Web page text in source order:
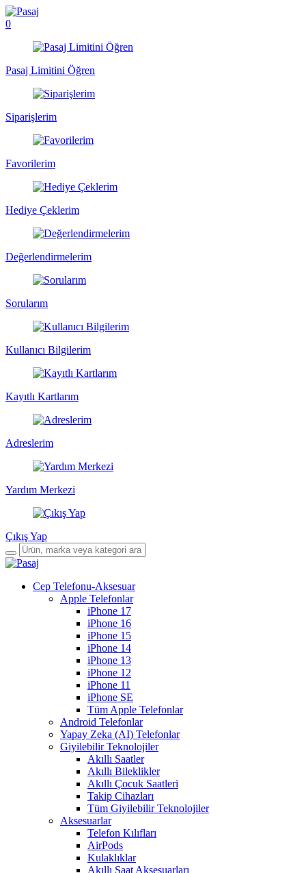
0
Pasaj Limitini Öğren
Siparişlerim
Favorilerim
Hediye Çeklerim
Değerlendirmelerim
Sorularım
Kullanıcı Bilgilerim
Kayıtlı Kartlarım
Adreslerim
Yardım Merkezi
Çıkış Yap
Cep Telefonu-Aksesuar
Apple Telefonlar
iPhone 17
iPhone 16
iPhone 15
iPhone 14
iPhone 13
iPhone 12
iPhone 11
iPhone SE
Tüm Apple Telefonlar
Android Telefonlar
Yapay Zeka (AI) Telefonlar
Giyilebilir Teknolojiler
Akıllı Saatler
Akıllı Bileklikler
Akıllı Çocuk Saatleri
Takip Cihazları
Tüm Giyilebilir Teknolojiler
Aksesuarlar
Telefon Kılıfları
AirPods
Kulaklıklar
Akıllı Saat Aksesuarları